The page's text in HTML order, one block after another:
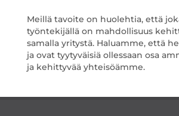
Meillä tavoite on huolehtia, että
työntekijällä on mahdollisuus
samalla yritystä. Haluamme, että
ja ovat tyytyväisiä ollessaan osa
ja kehittyvää yhteisöämme.